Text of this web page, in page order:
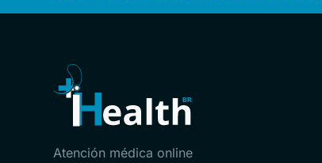
Atención médica online